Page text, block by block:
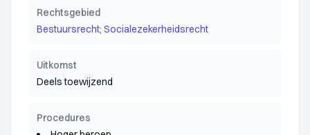
Rechtsgebied
Bestuursrecht; Socialezekerheidsrecht
Uitkomst
Deels toewijzend
Procedures